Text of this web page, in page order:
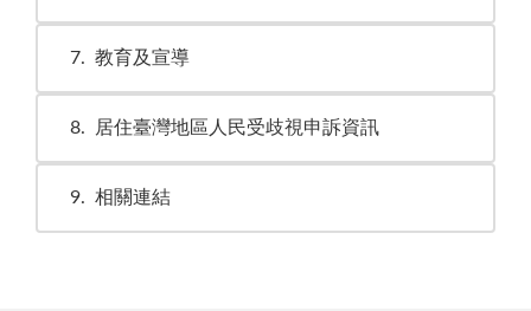
7 教育及宣導
8 居住臺灣地區人民受歧視申訴資訊
9 相關連結